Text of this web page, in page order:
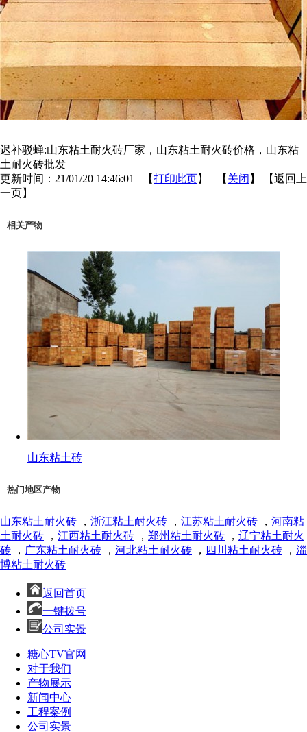
迟补驳蝉:山东粘土耐火砖厂家，山东粘土耐火砖价格，山东粘
土耐火砖批发
更新时间：21/01/20 14:46:01 【打印此页】 【 关闭 】
【返回上
一页】
相关产物
山东粘土砖
热门地区产物
山东粘土耐火砖 ， 浙江粘土耐火砖 ， 江苏粘土耐火砖 ， 河南粘
土耐火砖 ， 江西粘土耐火砖 ， 郑州粘土耐火砖 ， 辽宁粘土耐火
砖 ， 广东粘土耐火砖 ， 河北粘土耐火砖 ， 四川粘土耐火砖 ， 淄
博粘土耐火砖
返回首页
一键拨号
公司实景
糖心TV官网
对于我们
产物展示
新闻中心
工程案例
公司实景